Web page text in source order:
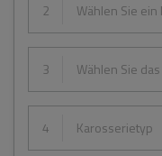
2 Wählen Sie ein
3 Wählen Sie das
4 Karosserietyp